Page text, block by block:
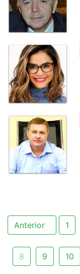
Anterior 1
8 9 10